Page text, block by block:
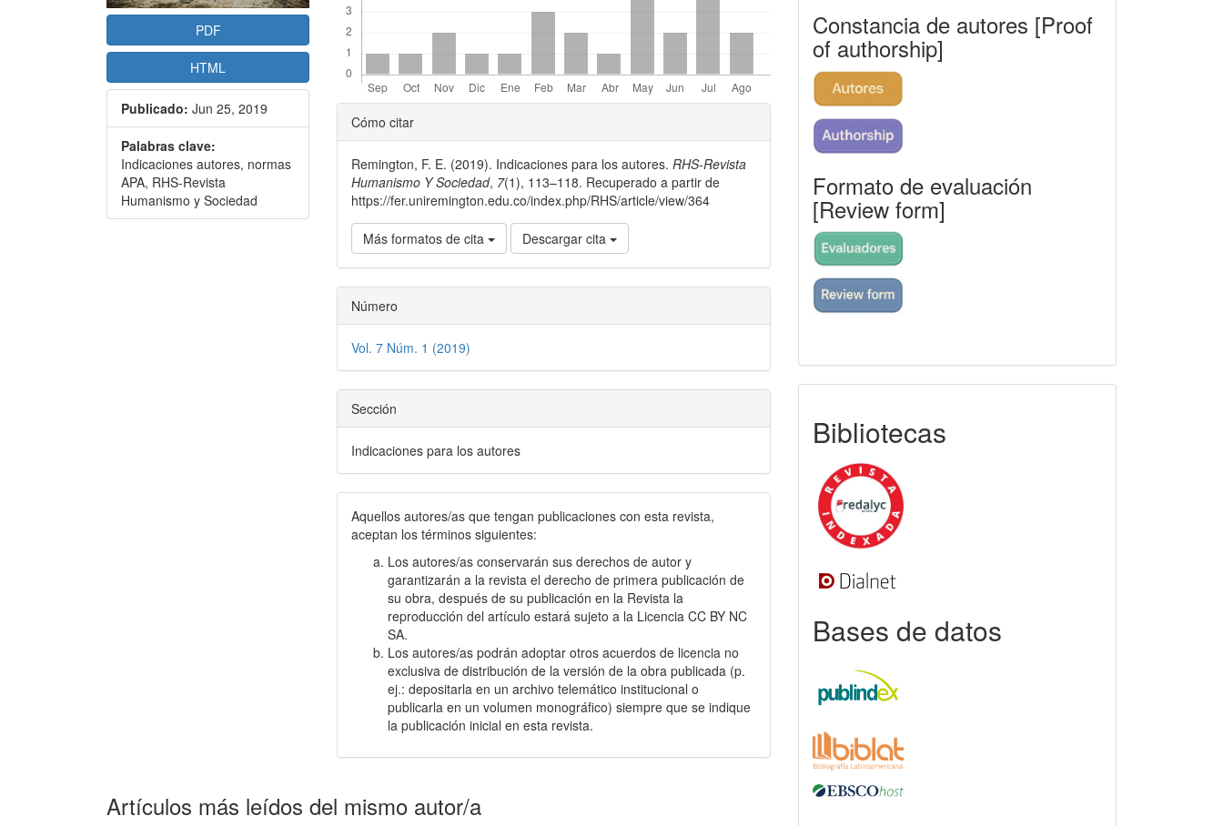
PDF
HTML
Publicado: Jun 25, 2019
Palabras clave:
Indicaciones autores, normas
APA, RHS-Revista
Humanismo y Sociedad
Detalles
del
artículo
Cómo citar
Remington, F. E. (2019). Indicaciones para los autores.RHS-Revista
Humanismo Y Sociedad, 7(1), 113–118. Recuperado a partir de
https://fer.uniremington.edu.co/index.php/RHS/article/view/364
Más formatos de cita Descargar cita
Número
Vol. 7 Núm. 1 (2019)
Sección
Indicaciones para los autores
Aquellos autores/as que tengan publicaciones con esta revista,
aceptan los términos siguientes:
Los autores/as conservarán sus derechos de autor y
garantizarán a la revista el derecho de primera publicación de
su obra, después de su publicación en la Revista la
reproducción del artículo estará sujeto a la Licencia CC BY NC
SA.
Los autores/as podrán adoptar otros acuerdos de licencia no
exclusiva de distribución de la versión de la obra publicada (p.
ej.: depositarla en un archivo telemático institucional o
publicarla en un volumen monográfico) siempre que se indique
la publicación inicial en esta revista.
Artículos más leídos del mismo autor/a
Constancia de autores [Proof
of authorship]
Formato de evaluación
[Review form]
Bibliotecas
Bases de datos